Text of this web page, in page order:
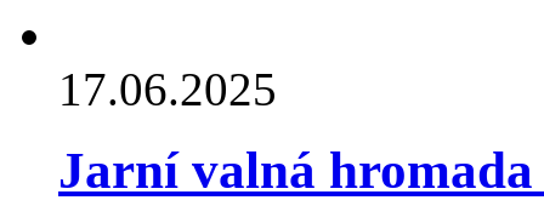
17.06.2025
Jarní valná